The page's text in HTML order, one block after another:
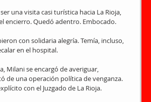
una visita casi turística hacia La Rioja,
encierro. Quedó adentro. Embocado.
con solidaria alegría. Temía, incluso,
en el hospital.
Milani se encargó de averiguar,
de una operación política de venganza.
con el Juzgado de La Rioja.